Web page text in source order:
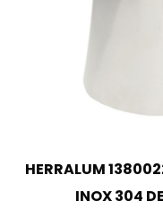
HERRALUM
INOX 304